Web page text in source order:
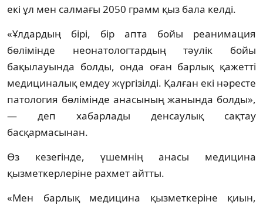
екі ұл мен салмағы 2050 грамм қыз бала келді.
«Ұлдардың бірі, бір апта бойы реанимация
бөлімінде неонатологтардың тәулік бойы
бақылауында болды, онда оған барлық қажетті
медициналық емдеу жүргізілді. Қалған екі нәресте
патология бөлімінде анасының жанында болды»,
— деп хабарлады денсаулық сақтау
басқармасынан.
Өз кезегінде, үшемнің анасы медицина
қызметкерлеріне рахмет айтты.
«Мен барлық медицина қызметкеріне қиын,